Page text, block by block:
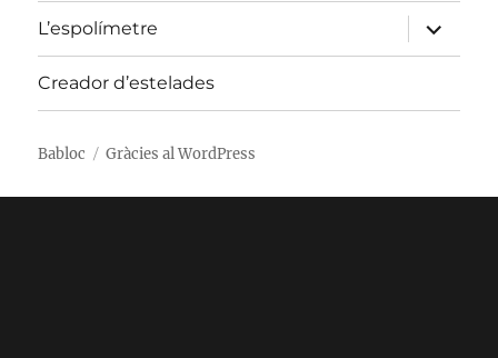
L’espolímetre
amplia
el
menú
Creador d’estelades
Babloc Gràcies al WordPress